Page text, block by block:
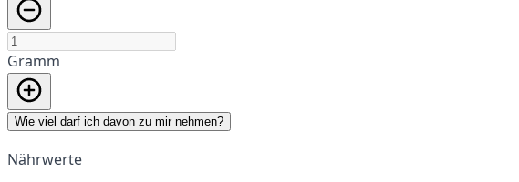
Gramm
Wie viel darf ich davon zu mir nehmen?
Nährwerte